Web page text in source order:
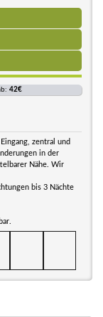
42€
zentral und
in der
Nähe. Wir
bis 3 Nächte